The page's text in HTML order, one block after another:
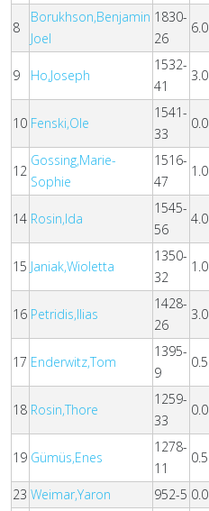
8
Borukhson,Benjamin
Joel
1830-
26
6.0
9 Ho,Joseph
1532-
41
3.0
10 Fenski,Ole
1541-
33
0.0
12
Gossing,Marie-
Sophie
1516-
47
1.0
14 Rosin,Ida
1545-
56
4.0
15 Janiak,Wioletta
1350-
32
1.0
16 Petridis,Ilias
1428-
26
3.0
17 Enderwitz,Tom
1395-
9
0.5
18 Rosin,Thore
1259-
33
0.0
19 Gümüs,Enes
1278-
11
0.5
23 Weimar,Yaron 952-5 0.0